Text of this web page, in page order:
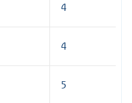
4
4
5